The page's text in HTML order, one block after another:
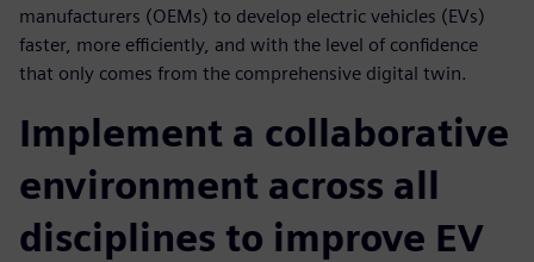
manufacturers (OEMs) to develop electric vehicles (EVs)
faster, more eﬃciently, and with the level of conﬁdence
that only comes from the comprehensive digital twin.
Implement a collaborative
environment across all
disciplines to improve EV